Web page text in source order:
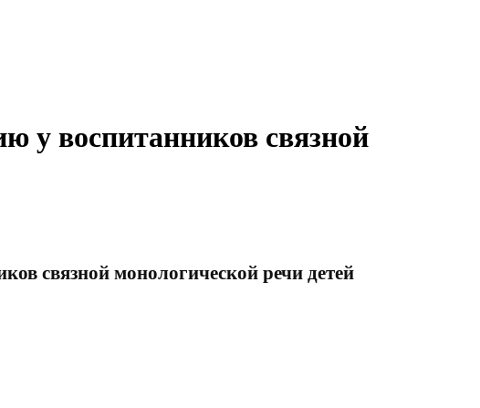
у воспитанников связной
связной монологической речи детей